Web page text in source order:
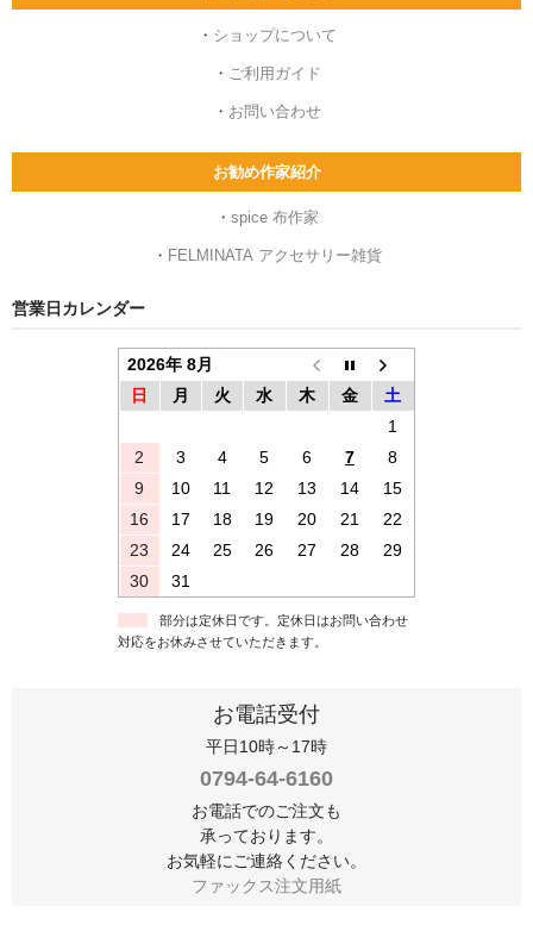
・ ショップについて
・ ご利用ガイド
・ お問い合わせ
お勧め作家紹介
・ spice 布作家
・ FELMINATA アクセサリー雑貨
営業日カレンダー
2026年 8月
日
月 火 水 木 金
土
1
2
3 4 5 6 7
8
9
10 11 12 13 14
15
16
17 18 19 20 21
22
23
24 25 26 27 28
29
30
31
部分は定休日です。定休日はお問い合わせ
対応をお休みさせていただきます。
お電話受付
平日10時～17時
0794-64-6160
お電話でのご注文も
承っております。
お気軽にご連絡ください。
ファックス注文用紙